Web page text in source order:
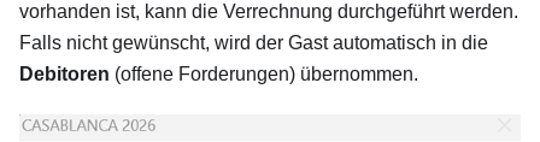
vorhanden ist, kann die Verrechnung durchgeführt werden.
Falls nicht gewünscht, wird der Gast automatisch in die
Debitoren (offene Forderungen) übernommen.